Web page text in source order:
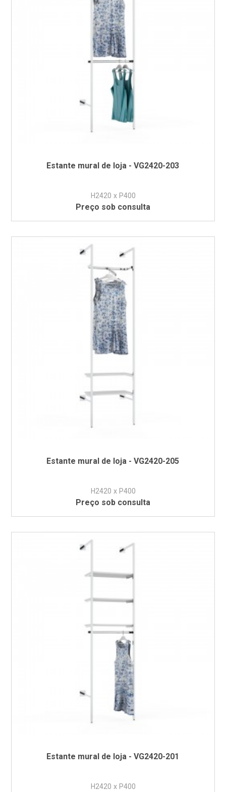
Estante mural de loja - VG2420-203
H2420 x P400
Preço sob consulta
Estante mural de loja - VG2420-205
H2420 x P400
Preço sob consulta
Estante mural de loja - VG2420-201
H2420 x P400